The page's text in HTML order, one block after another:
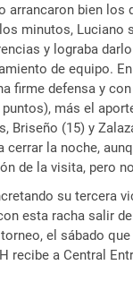
arrancaron bien los
minutos, Luciano
y lograba
de equipo.
firme defensa y
más el
Briseño (15) y
cerrar la noche,
de la visita, pero
su tercera
esta racha salir
el sábado
recibe a Central